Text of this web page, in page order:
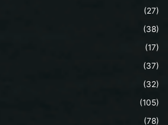
(27)
(38)
(17)
(37)
(32)
(105)
(78)